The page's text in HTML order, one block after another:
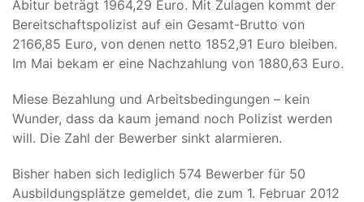
Abitur beträgt 1964,29 Euro. Mit Zulagen kommt der
Bereitschaftspolizist auf ein Gesamt-Brutto von
2166,85 Euro, von denen netto 1852,91 Euro bleiben.
Im Mai bekam er eine Nachzahlung von 1880,63 Euro.
Miese Bezahlung und Arbeitsbedingungen – kein
Wunder, dass da kaum jemand noch Polizist werden
will. Die Zahl der Bewerber sinkt alarmieren.
Bisher haben sich lediglich 574 Bewerber für 50
Ausbildungsplätze gemeldet, die zum 1. Februar 2012